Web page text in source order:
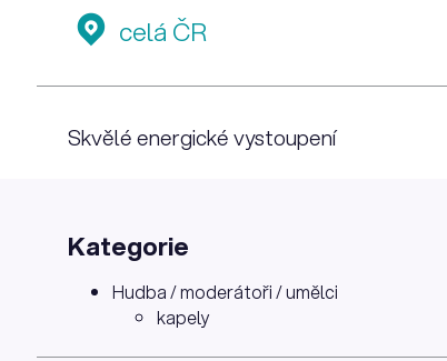
celá ČR
Skvělé energické vystoupení
Kategorie
Hudba / moderátoři / umělci
kapely